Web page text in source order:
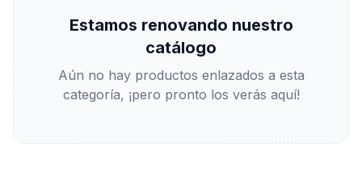
Estamos renovando nuestro
catálogo
Aún no hay productos enlazados a esta
categoría, ¡pero pronto los verás aquí!